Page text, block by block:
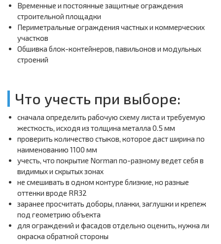
Временные и постоянные защитные ограждения
строительной площадки
Периметральные ограждения частных и коммерческих
участков
Обшивка блок-контейнеров, павильонов и модульных
строений
Что учесть при выборе:
сначала определить рабочую схему листа и требуемую
жесткость, исходя из толщина металла 0.5 мм
проверить количество стыков, которое даст ширина по
наименованию 1100 мм
учесть, что покрытие Norman по-разному ведет себя в
видимых и скрытых зонах
не смешивать в одном контуре близкие, но разные
оттенки вроде RR32
заранее просчитать доборы, планки, заглушки и крепеж
под геометрию объекта
для ограждений и фасадов отдельно оценить, нужна ли
окраска обратной стороны